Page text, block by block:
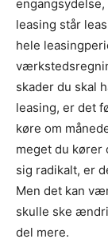
leasing står
hele
skader du skal
leasing, er det
køre om
meget du kører
sig radikalt, er
Men det kan
skulle ske
del mere.